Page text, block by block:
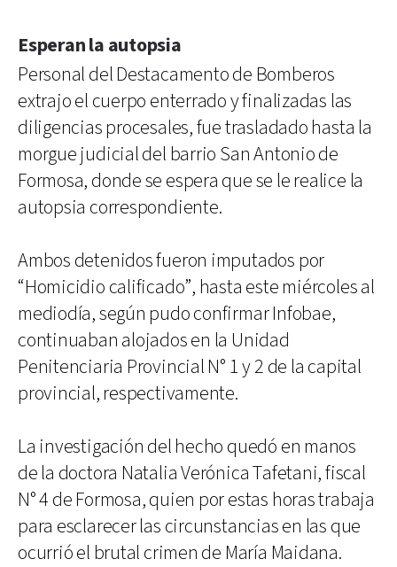
Esperan la autopsia
Personal del Destacamento de Bomberos
extrajo el cuerpo enterrado y finalizadas las
diligencias procesales, fue trasladado hasta la
morgue judicial del barrio San Antonio de
Formosa, donde se espera que se le realice la
autopsia correspondiente.
Ambos detenidos fueron imputados por
“Homicidio calificado”, hasta este miércoles al
mediodía, según pudo confirmar Infobae,
continuaban alojados en la Unidad
Penitenciaria Provincial N° 1 y 2 de la capital
provincial, respectivamente.
La investigación del hecho quedó en manos
de la doctora Natalia Verónica Tafetani, fiscal
N° 4 de Formosa, quien por estas horas trabaja
para esclarecer las circunstancias en las que
ocurrió el brutal crimen de María Maidana.